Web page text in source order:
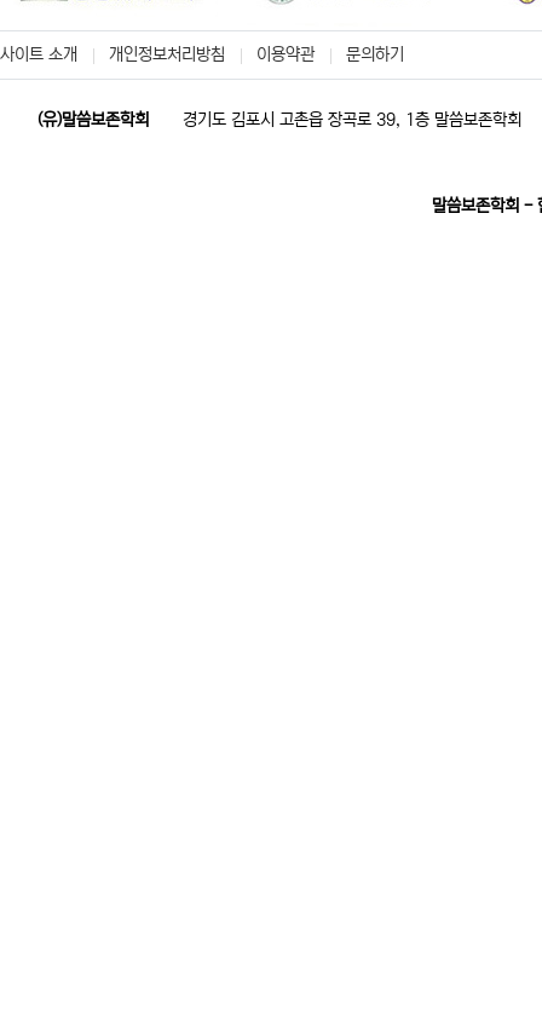
사이트 소개 개인정보처리방침 이용약관 문의하기
(유)말씀보존학회 경기도 김포시 고촌읍 장곡로 39, 1층 말씀보존학회
말씀보존학회 -